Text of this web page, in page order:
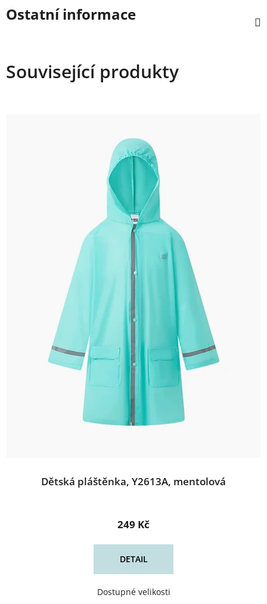
Ostatní informace
Související produkty
Dětská pláštěnka, Y2613A, mentolová
249 Kč
DETAIL